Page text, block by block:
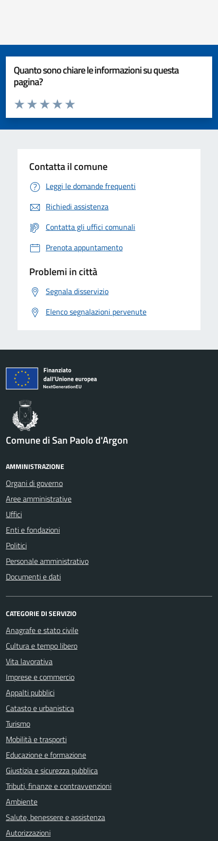
Quanto sono chiare le informazioni su questa
pagina?
Valuta da 1 a 5 stelle la pagina
Valuta 5 stelle su 5
Valuta 4 stelle su 5
Valuta 3 stelle su 5
Valuta 2 stelle su 5
Valuta 1 stelle su 5
Contatta il comune
Leggi le domande frequenti
Richiedi assistenza
Contatta gli uffici comunali
Prenota appuntamento
Problemi in città
Segnala disservizio
Elenco segnalazioni pervenute
Comune di San Paolo d'Argon
AMMINISTRAZIONE
Organi di governo
Aree amministrative
Uffici
Enti e fondazioni
Politici
Personale amministrativo
Documenti e dati
CATEGORIE DI SERVIZIO
Anagrafe e stato civile
Cultura e tempo libero
Vita lavorativa
Imprese e commercio
Appalti pubblici
Catasto e urbanistica
Turismo
Mobilità e trasporti
Educazione e formazione
Giustizia e sicurezza pubblica
Tributi, finanze e contravvenzioni
Ambiente
Salute, benessere e assistenza
Autorizzazioni